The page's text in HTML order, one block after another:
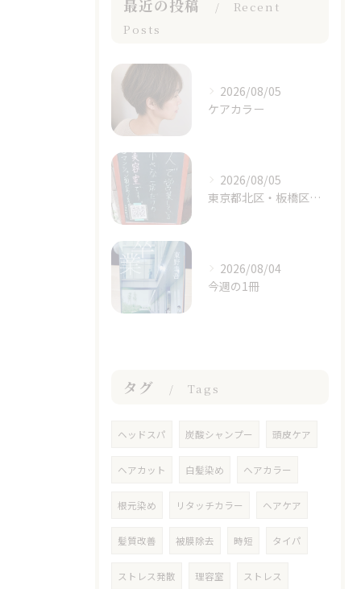
最近の投稿
Recent
Posts
2026/08/05
ケアカラー
2026/08/05
東京都北区・板橋区でヘアマニキュアをお探しの方へ｜頭皮がしみる方のための白髪染めという選択肢
2026/08/04
今週の1冊
タグ Tags
ヘッドスパ 炭酸シャンプー 頭皮ケア
ヘアカット 白髪染め ヘアカラー
根元染め リタッチカラー ヘアケア
髪質改善 被膜除去 時短 タイパ
ストレス発散 理容室 ストレス